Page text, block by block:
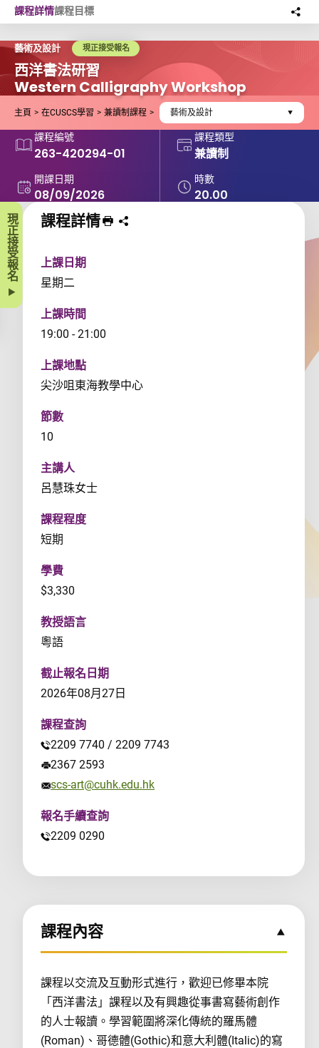
Skip to main content
藝術及設計 現正接受報名
西洋書法研習
Western Calligraphy Workshop
主頁 在CUSCS學習 兼讀制課程 藝術及設計
課程編號
263-420294-01
課程類型
兼讀制
開課日期
08/09/2026
時數
20.00
課程詳情課程目標
現正接受報名 課程詳情 列印 課程
分享課程至
上課日期
星期二
上課時間
19:00 - 21:00
上課地點
尖沙咀東海教學中心
節數
10
主講人
呂慧珠女士
課程程度
短期
學費
$3,330
教授語言
粵語
截止報名日期
2026年08月27日
課程查詢
2209 7740 / 2209 7743
2367 2593
scs-art@cuhk.edu.hk
報名手續查詢
2209 0290
課程內容
課程以交流及互動形式進行，歡迎已修畢本院
「西洋書法」課程以及有興趣從事書寫藝術創作
的人士報讀。學習範圍將深化傳統的羅馬體
(Roman)、哥德體(Gothic)和意大利體(Italic)的寫